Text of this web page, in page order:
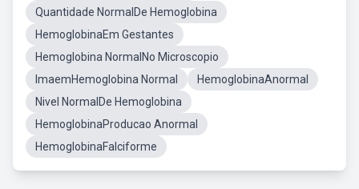
Quantidade NormalDe Hemoglobina
HemoglobinaEm Gestantes
Hemoglobina NormalNo Microscopio
ImaemHemoglobina Normal
HemoglobinaAnormal
Nivel NormalDe Hemoglobina
HemoglobinaProducao Anormal
HemoglobinaFalciforme